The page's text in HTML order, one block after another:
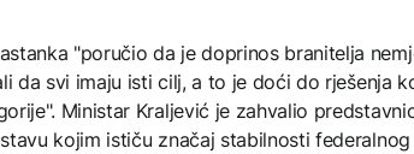
"poručio da je doprinos branitelja
da svi imaju isti cilj, a to je doći do rješenja
Ministar Kraljević je zahvalio
kojim ističu značaj stabilnosti